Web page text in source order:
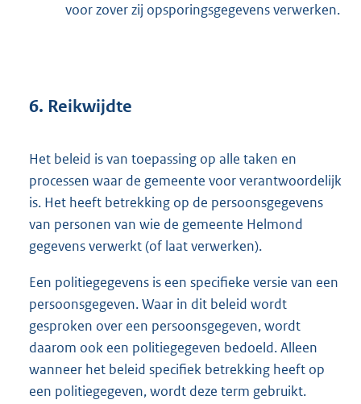
voor zover zij opsporingsgegevens verwerken.
6. Reikwijdte
Het beleid is van toepassing op alle taken en
processen waar de gemeente voor verantwoordelijk
is. Het heeft betrekking op de persoonsgegevens
van personen van wie de gemeente Helmond
gegevens verwerkt (of laat verwerken).
Een politiegegevens is een specifieke versie van een
persoonsgegeven. Waar in dit beleid wordt
gesproken over een persoonsgegeven, wordt
daarom ook een politiegegeven bedoeld. Alleen
wanneer het beleid specifiek betrekking heeft op
een politiegegeven, wordt deze term gebruikt.